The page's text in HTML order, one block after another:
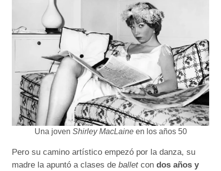
Una joven Shirley MacLaineen los años 50
Pero su camino artístico empezó por la danza, su
madre la apuntó a clases de balletcon dos años y